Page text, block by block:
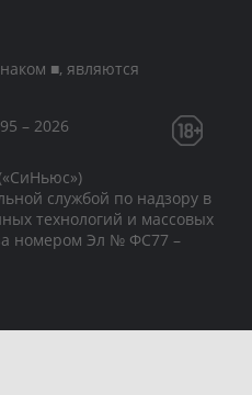
■, являются
– 2026
службой по надзору в
технологий и массовых
номером Эл № ФС77 –